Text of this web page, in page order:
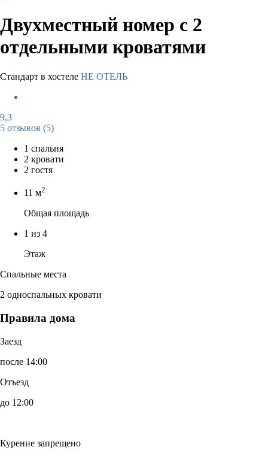
Двухместный номер с 2
отдельными кроватями
Стандарт в хостеле НЕ ОТЕЛЬ
9,3
5 отзывов (5)
1 спальня
2 кровати
2 гостя
11 м2
Общая площадь
1 из 4
Этаж
Спальные места
2 односпальных кровати
Правила дома
Заезд
после 14:00
Отъезд
до 12:00
Курение запрещено